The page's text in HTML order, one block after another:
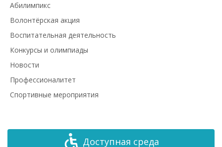
Абилимпикс
Волонтёрская акция
Воспитательная деятельность
Конкурсы и олимпиады
Новости
Профессионалитет
Спортивные мероприятия
Доступная среда